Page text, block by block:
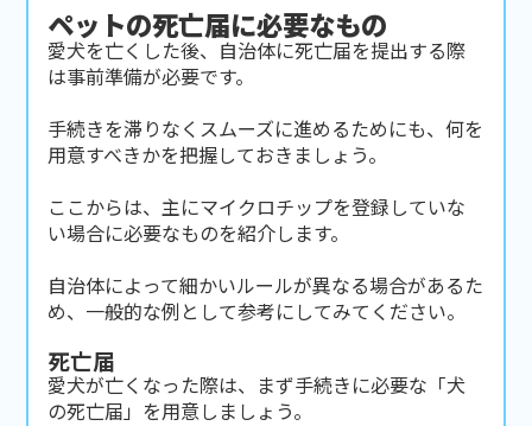
ペットの死亡届に必要なもの
愛犬を亡くした後、自治体に死亡届を提出する際
は事前準備が必要です。
手続きを滞りなくスムーズに進めるためにも、何を
用意すべきかを把握しておきましょう。
ここからは、主にマイクロチップを登録していな
い場合に必要なものを紹介します。
自治体によって細かいルールが異なる場合があるた
め、一般的な例として参考にしてみてください。
死亡届
愛犬が亡くなった際は、まず手続きに必要な「犬
の死亡届」を用意しましょう。